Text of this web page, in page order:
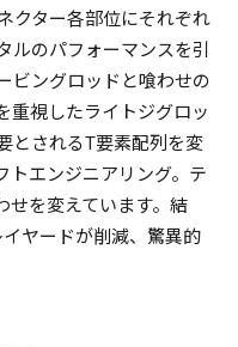
ータルウエイト・バラン
かもしれない驚異的な
れまでのロッドエンジニ
く新しいモバイルロッド
シート、無垢のアルミか
ノミックなショートト
ルキーなハンドスレッデ
ュガイド、手書きのレ
クター各部位にそれぞれ
ルのパフォーマンスを引
ビングロッドと喰わせの
重視したライトジグロッ
とされるT要素配列を変
トエンジニアリング。テ
せを変えています。結
ヤードが削減、驚異的